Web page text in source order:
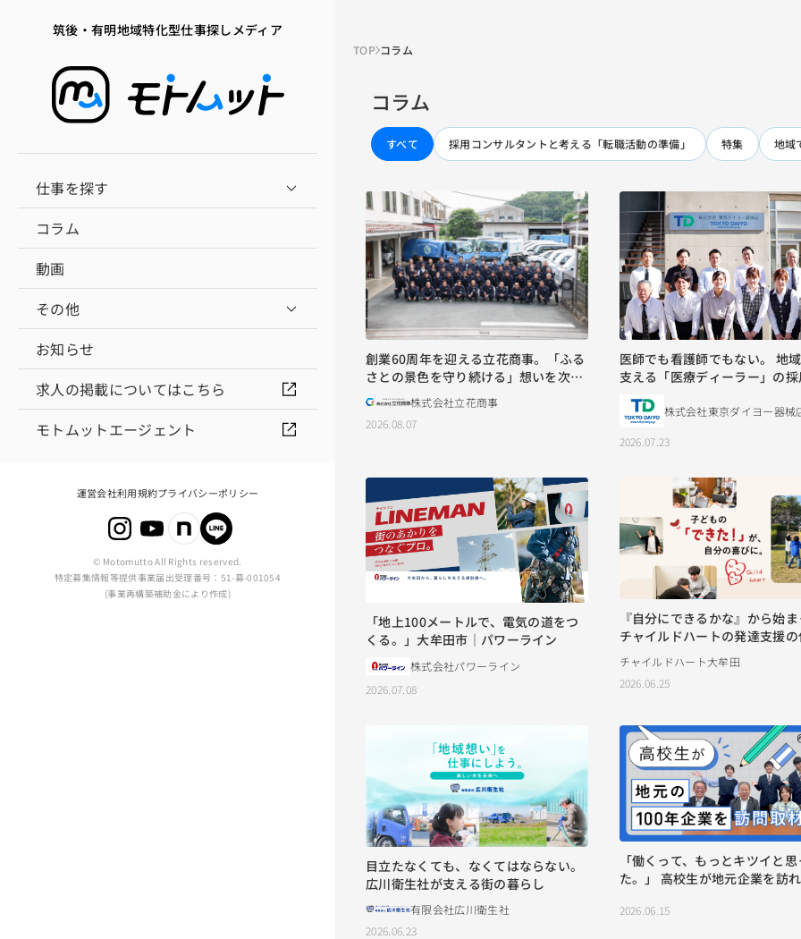
筑後・有明地域特化型仕事探しメディア
仕事を探す
コラム
動画
その他
お知らせ
求人の掲載についてはこちら
モトムットエージェント
運営会社利用規約プライバシーポリシー
© Motomutto All Rights reserved.
特定募集情報等提供事業届出受理番号：51-募-001054
(事業再構築補助金により作成)
TOP コラム
コラム
すべて 採用コンサルタントと考える「転職活動の準備」 特集 地域
創業60周年を迎える立花商事。「ふる
さとの景色を守り続ける」想いを次世
代へ
株式会社立花商事
2026.08.07
医師でも看護師でもない。 地
支える「医療ディーラー」の
留米で開始｜東京ダイヨー器
株式会社東京ダイヨー器械
2026.07.23
「地上100メートルで、電気の道をつ
くる。」大牟田市｜パワーライン
株式会社パワーライン
2026.07.08
『自分にできるかな』から始
チャイルドハートの発達支援
チャイルドハート大牟田
2026.06.25
目立たなくても、なくてはならない。
広川衛生社が支える街の暮らし
有限会社広川衛生社
2026.06.23
「働くって、もっとキツイと
た。」 高校生が地元企業を訪
2026.06.15